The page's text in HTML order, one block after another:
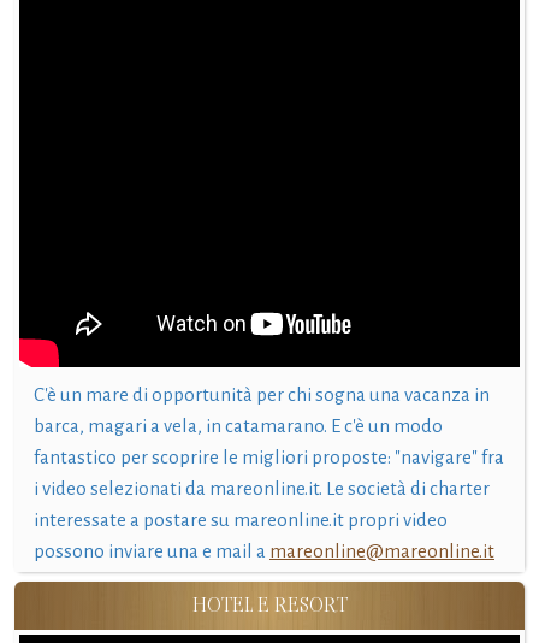
C'è un mare di opportunità per chi sogna una vacanza in
barca, magari a vela, in catamarano. E c'è un modo
fantastico per scoprire le migliori proposte: "navigare" fra
i video selezionati da mareonline.it. Le società di charter
interessate a postare su mareonline.it propri video
possono inviare una e mail a mareonline@mareonline.it
HOTEL E RESORT